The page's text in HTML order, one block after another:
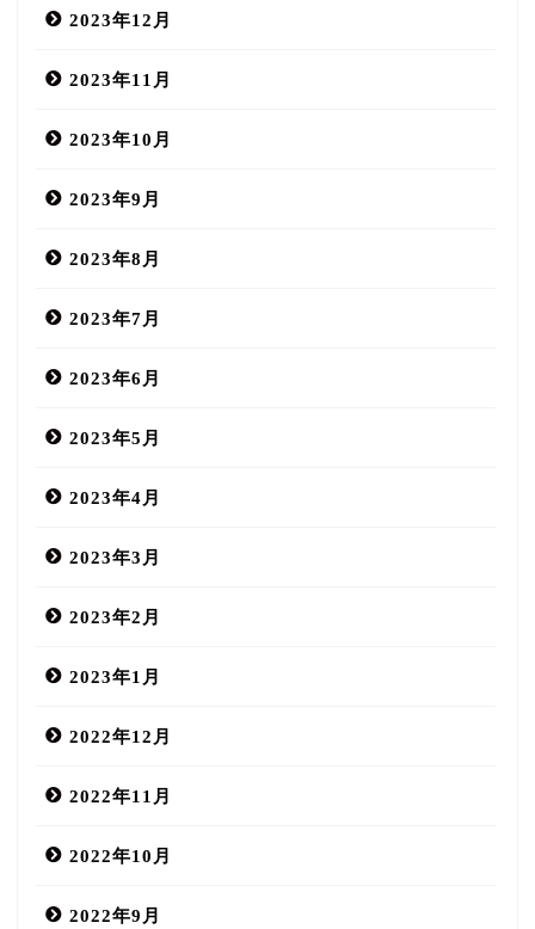
2023年12月
2023年11月
2023年10月
2023年9月
2023年8月
2023年7月
2023年6月
2023年5月
2023年4月
2023年3月
2023年2月
2023年1月
2022年12月
2022年11月
2022年10月
2022年9月